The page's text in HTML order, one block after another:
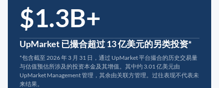
$1.3B+
UpMarket 已撮合超过 13 亿美元的另类投资*
*包含截至 2026 年 3 月 31 日，通过 UpMarket 平台撮合的历史交易量
与估值预估所涉及的投资本金及其增值。其中约 3.01 亿美元由
UpMarket Management 管理，其余由关联方管理。过往表现不代表未
来结果。